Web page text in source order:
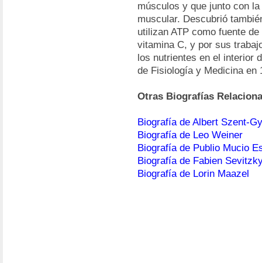
músculos y que junto con
muscular. Descubrió
utilizan ATP como fuente
vitamina C, y por sus
los nutrientes en el interior
de Fisiología y Medicina en
Otras Biografías
Biografía de Albert Szent-
Biografía de Leo Weiner
Biografía de Publio Mucio
Biografía de Fabien
Biografía de Lorin Maazel